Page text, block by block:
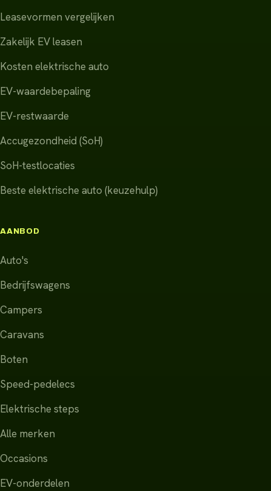
Leasevormen vergelijken
Zakelijk EV leasen
Kosten elektrische auto
EV-waardebepaling
EV-restwaarde
Accugezondheid (SoH)
SoH-testlocaties
Beste elektrische auto (keuzehulp)
AANBOD
Auto's
Bedrijfswagens
Campers
Caravans
Boten
Speed-pedelecs
Elektrische steps
Alle merken
Occasions
EV-onderdelen